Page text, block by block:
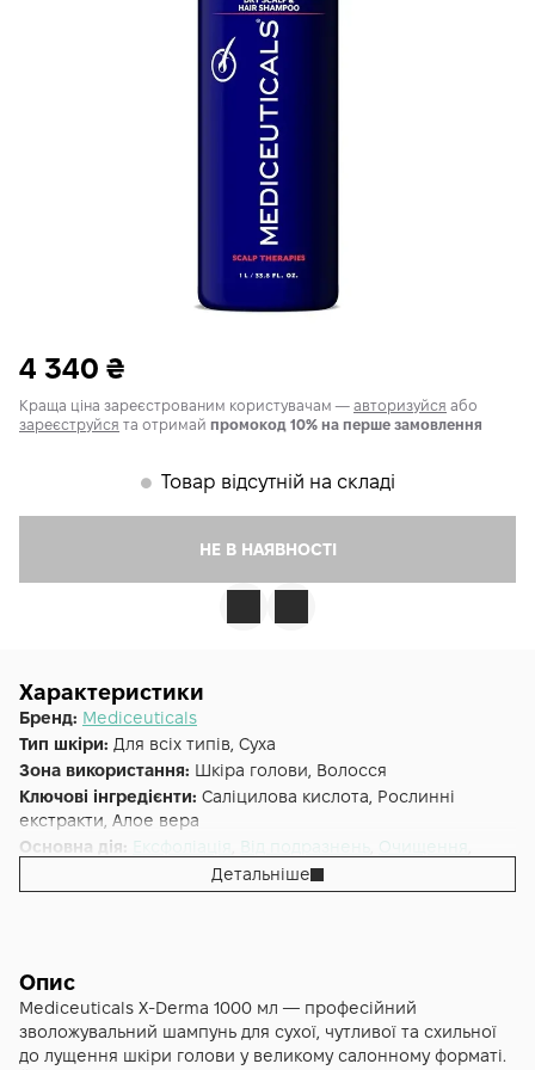
4 340 ₴
Краща ціна зареєстрованим користувачам — авторизуйся або
зареєструйся та отримай промокод 10% на перше замовлення
𒊹 Товар відсутній на складі
НЕ В НАЯВНОСТІ
Характеристики
Бренд: Mediceuticals
Тип шкіри: Для всіх типів, Суха
Зона використання: Шкіра голови, Волосся
Ключові інгредієнти: Саліцилова кислота, Рослинні
екстракти, Алое вера
Основна дія: Ексфоліація Від подразнень Очищення
Форма випуску:Шампунь
Альтернативна назва:
сухості та свербежу шкіри голови X-Derma
Детальніше
Опис
Mediceuticals X-Derma 1000 мл — професійний
зволожувальний шампунь для сухої, чутливої та схильної
до лущення шкіри голови у великому салонному форматі.